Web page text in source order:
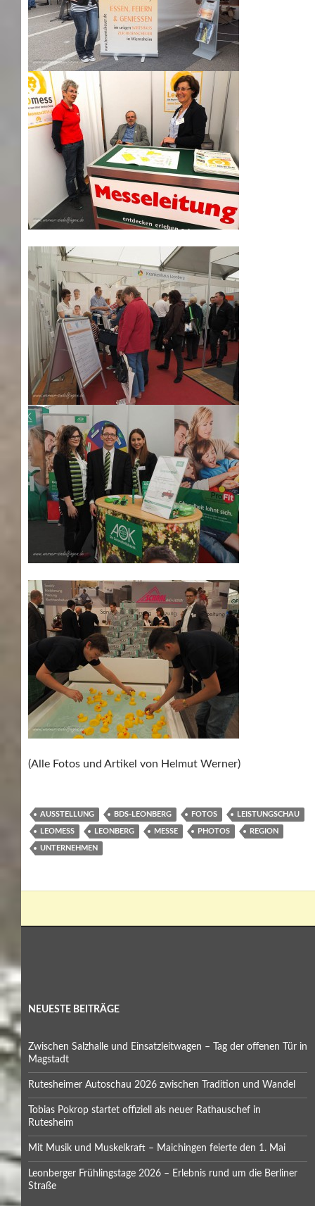
(Alle Fotos und Artikel von Helmut Werner)
AUSSTELLUNG BDS-LEONBERG FOTOS LEISTUNGSCHAU
LEOMESS LEONBERG MESSE PHOTOS REGION
UNTERNEHMEN
NEUESTE BEITRÄGE
Zwischen Salzhalle und Einsatzleitwagen – Tag der offenen Tür in
Magstadt
Rutesheimer Autoschau 2026 zwischen Tradition und Wandel
Tobias Pokrop startet offiziell als neuer Rathauschef in
Rutesheim
Mit Musik und Muskelkraft – Maichingen feierte den 1. Mai
Leonberger Frühlingstage 2026 – Erlebnis rund um die Berliner
Straße